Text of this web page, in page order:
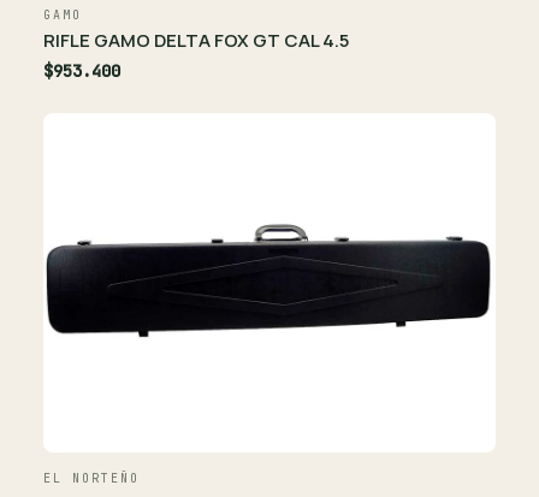
GAMO
RIFLE GAMO DELTA FOX GT CAL 4.5
$953.400
EL NORTEÑO